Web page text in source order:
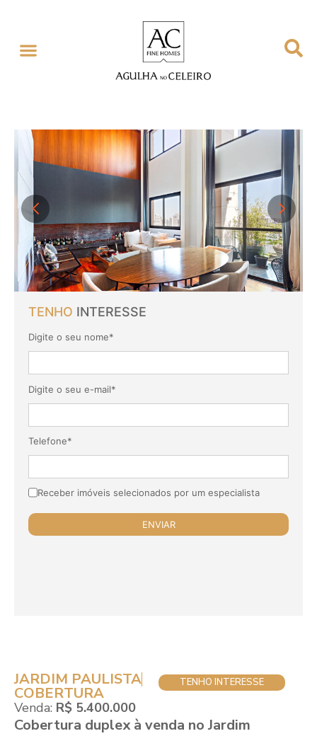
TENHO INTERESSE
Digite o seu nome*
Digite o seu e-mail*
Telefone*
Receber imóveis selecionados por um especialista
JARDIM PAULISTA
COBERTURA
Venda: R$ 5.400.000
TENHO INTERESSE
Cobertura duplex à venda no Jardim